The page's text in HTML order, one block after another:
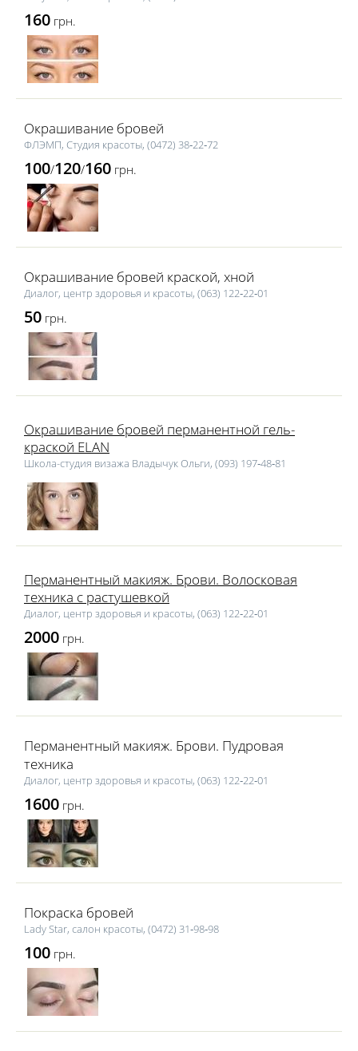
160 грн.
Окрашивание бровей
ФЛЭМП, Студия красоты, (0472) 38‑22‑72
100/120/160 грн.
Окрашивание бровей краской, хной
Диалог, центр здоровья и красоты, (063) 122‑22‑01
50 грн.
Окрашивание бровей перманентной гель-
краской ELAN
Школа-студия визажа Владычук Ольги, (093) 197‑48‑81
Перманентный макияж. Брови. Волосковая
техника с растушевкой
Диалог, центр здоровья и красоты, (063) 122‑22‑01
2000 грн.
Перманентный макияж. Брови. Пудровая
техника
Диалог, центр здоровья и красоты, (063) 122‑22‑01
1600 грн.
Покраска бровей
Lаdy Star, салон красоты, (0472) 31‑98‑98
100 грн.